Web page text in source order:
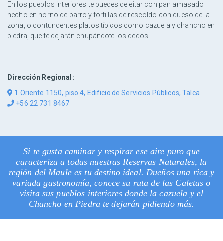
En los pueblos interiores te puedes deleitar con pan amasado
hecho en horno de barro y tortillas de rescoldo con queso de la
zona, o contundentes platos típicos como cazuela y chancho en
piedra, que te dejarán chupándote los dedos.
Dirección Regional:
1 Oriente 1150, piso 4, Edificio de Servicios Públicos, Talca
+56 22 731 8467
Si te gusta caminar y respirar ese aire puro que
caracteriza a todas nuestras Reservas Naturales, la
región del Maule es tu destino ideal. Dueños una rica y
variada gastronomía, conoce su ruta de las Caletas o
visita sus pueblos interiores donde la cazuela y el
Chancho en Piedra te dejarán pidiendo más.